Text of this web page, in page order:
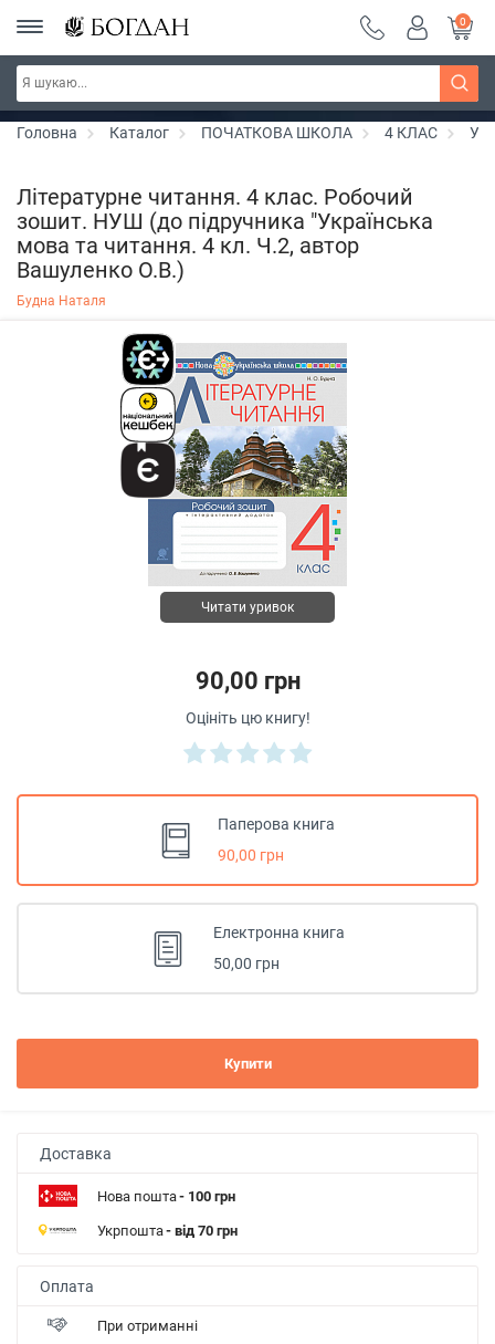
РОЗПРОДАЖ ~ 150 грн ~ 200 грн ~ 250 грн ~
300 грн ~ РОЗПРОДАЖ
Дізнатись більше
0
Головна Каталог ПОЧАТКОВА ШКОЛА 4 КЛАС
Літературне читання. 4 клас. Робочий
зошит. НУШ (до підручника "Українська
мова та читання. 4 кл. Ч.2, автор
Вашуленко О.В.)
Будна Наталя
Читати уривок
90,00 грн
Оцініть цю книгу!
Паперова книга
90,00 грн
Електронна книга
50,00 грн
Купити
Доставка
Нова пошта- 100 грн
Укрпошта- від 70 грн
Оплата
При отриманні